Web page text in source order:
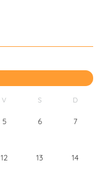
V S D
5 6 7
12 13 14